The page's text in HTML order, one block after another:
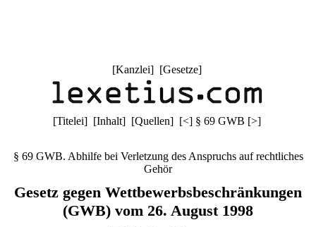
[Kanzlei] [Gesetze]
[Titelei] [Inhalt] [Quellen] [<] § 69 GWB [>]
§ 69 GWB. Abhilfe bei Verletzung des Anspruchs auf rechtliches
Gehör
Gesetz gegen Wettbewerbsbeschränkungen
(GWB) vom 26. August 1998